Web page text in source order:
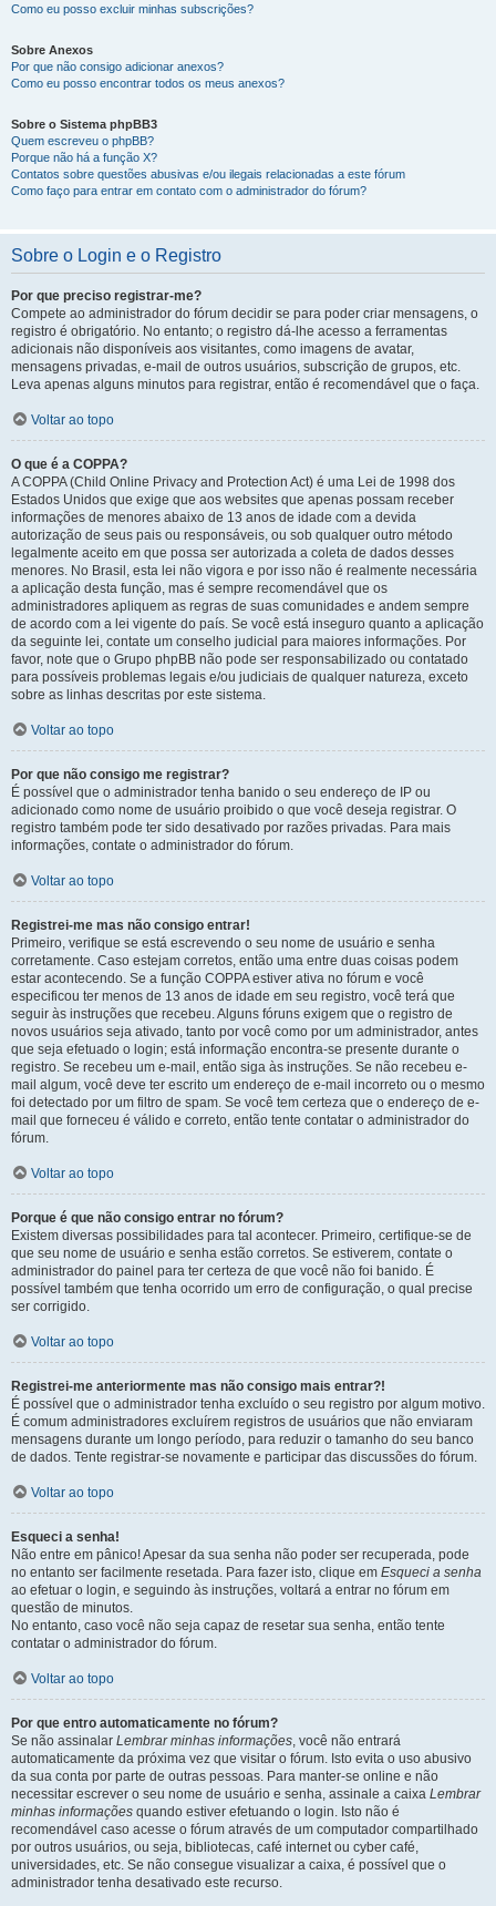
Como eu posso excluir minhas subscrições?
Sobre Anexos
Por que não consigo adicionar anexos?
Como eu posso encontrar todos os meus anexos?
Sobre o Sistema phpBB3
Quem escreveu o phpBB?
Porque não há a função X?
Contatos sobre questões abusivas e/ou ilegais relacionadas a este fórum
Como faço para entrar em contato com o administrador do fórum?
Sobre o Login e o Registro
Por que preciso registrar-me?
Compete ao administrador do fórum decidir se para poder criar mensagens, o
registro é obrigatório. No entanto; o registro dá-lhe acesso a ferramentas
adicionais não disponíveis aos visitantes, como imagens de avatar,
mensagens privadas, e-mail de outros usuários, subscrição de grupos, etc.
Leva apenas alguns minutos para registrar, então é recomendável que o faça.
Voltar ao topo
O que é a COPPA?
A COPPA (Child Online Privacy and Protection Act) é uma Lei de 1998 dos
Estados Unidos que exige que aos websites que apenas possam receber
informações de menores abaixo de 13 anos de idade com a devida
autorização de seus pais ou responsáveis, ou sob qualquer outro método
legalmente aceito em que possa ser autorizada a coleta de dados desses
menores. No Brasil, esta lei não vigora e por isso não é realmente necessária
a aplicação desta função, mas é sempre recomendável que os
administradores apliquem as regras de suas comunidades e andem sempre
de acordo com a lei vigente do país. Se você está inseguro quanto a aplicação
da seguinte lei, contate um conselho judicial para maiores informações. Por
favor, note que o Grupo phpBB não pode ser responsabilizado ou contatado
para possíveis problemas legais e/ou judiciais de qualquer natureza, exceto
sobre as linhas descritas por este sistema.
Voltar ao topo
Por que não consigo me registrar?
É possível que o administrador tenha banido o seu endereço de IP ou
adicionado como nome de usuário proibido o que você deseja registrar. O
registro também pode ter sido desativado por razões privadas. Para mais
informações, contate o administrador do fórum.
Voltar ao topo
Registrei-me mas não consigo entrar!
Primeiro, verifique se está escrevendo o seu nome de usuário e senha
corretamente. Caso estejam corretos, então uma entre duas coisas podem
estar acontecendo. Se a função COPPA estiver ativa no fórum e você
especificou ter menos de 13 anos de idade em seu registro, você terá que
seguir às instruções que recebeu. Alguns fóruns exigem que o registro de
novos usuários seja ativado, tanto por você como por um administrador, antes
que seja efetuado o login; está informação encontra-se presente durante o
registro. Se recebeu um e-mail, então siga às instruções. Se não recebeu e-
mail algum, você deve ter escrito um endereço de e-mail incorreto ou o mesmo
foi detectado por um filtro de spam. Se você tem certeza que o endereço de e-
mail que forneceu é válido e correto, então tente contatar o administrador do
fórum.
Voltar ao topo
Porque é que não consigo entrar no fórum?
Existem diversas possibilidades para tal acontecer. Primeiro, certifique-se de
que seu nome de usuário e senha estão corretos. Se estiverem, contate o
administrador do painel para ter certeza de que você não foi banido. É
possível também que tenha ocorrido um erro de configuração, o qual precise
ser corrigido.
Voltar ao topo
Registrei-me anteriormente mas não consigo mais entrar?!
É possível que o administrador tenha excluído o seu registro por algum motivo.
É comum administradores excluírem registros de usuários que não enviaram
mensagens durante um longo período, para reduzir o tamanho do seu banco
de dados. Tente registrar-se novamente e participar das discussões do fórum.
Voltar ao topo
Esqueci a senha!
Não entre em pânico! Apesar da sua senha não poder ser recuperada, pode
no entanto ser facilmente resetada. Para fazer isto, clique em Esqueci a senha
ao efetuar o login, e seguindo às instruções, voltará a entrar no fórum em
questão de minutos.
No entanto, caso você não seja capaz de resetar sua senha, então tente
contatar o administrador do fórum.
Voltar ao topo
Por que entro automaticamente no fórum?
Se não assinalar Lembrar minhas informações, você não entrará
automaticamente da próxima vez que visitar o fórum. Isto evita o uso abusivo
da sua conta por parte de outras pessoas. Para manter-se online e não
necessitar escrever o seu nome de usuário e senha, assinale a caixa Lembrar
minhas informações quando estiver efetuando o login. Isto não é
recomendável caso acesse o fórum através de um computador compartilhado
por outros usuários, ou seja, bibliotecas, café internet ou cyber café,
universidades, etc. Se não consegue visualizar a caixa, é possível que o
administrador tenha desativado este recurso.